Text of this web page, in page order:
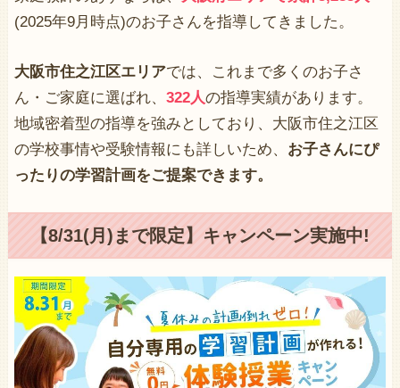
(2025年9月時点)のお子さんを指導してきました。
大阪市住之江区エリアでは、これまで多くのお子さ
ん・ご家庭に選ばれ、 322人の指導実績があります。
地域密着型の指導を強みとしており、大阪市住之江区
の学校事情や受験情報にも詳しいため、 お子さんにぴ
ったりの学習計画をご提案できます。
【8/31(月)まで限定】キャンペーン実施中!